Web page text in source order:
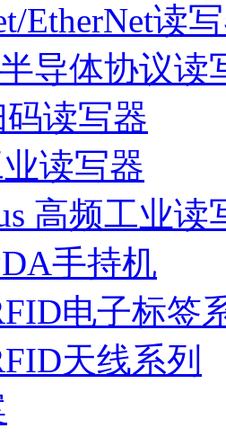
EtherNet读
导体协议读
读写器
读写器
高频工业读
手持机
电子标签
天线系列